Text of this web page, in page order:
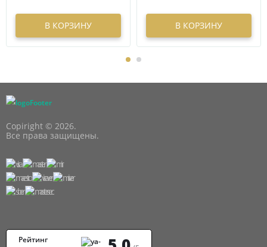
В КОРЗИНУ В КОРЗИНУ
Copiright © 2026.
Все права защищены.
Рейтинг